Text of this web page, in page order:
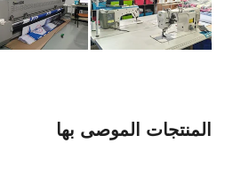
المنتجات الموصى بها